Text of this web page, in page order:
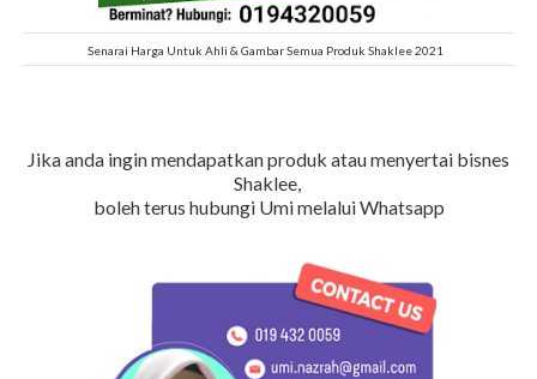
Senarai Harga Untuk Ahli & Gambar Semua Produk Shaklee 2021
Jika anda ingin mendapatkan produk atau menyertai bisnes
Shaklee,
boleh terus hubungi Umi melalui Whatsapp